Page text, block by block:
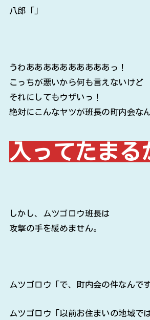
八郎「」
うわああああああああああっ！
こっちが悪いから何も言えないけど
それにしてもウザいっ！
絶対にこんなヤツが班長の町内会な
入ってたまる
しかし、ムツゴロウ班長は
攻撃の手を緩めません。
ムツゴロウ「で、町内会の件なんで
ムツゴロウ「以前お住まいの地域で